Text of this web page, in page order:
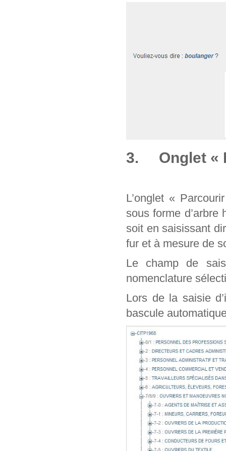
3. Onglet «
L’onglet «
sous forme d’arbre
soit en saisissant
fur et à mesure de
Le champ de
nomenclature
Lors de la saisie
bascule